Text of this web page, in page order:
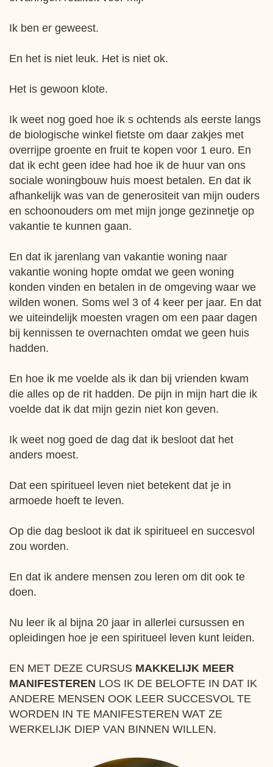
Ik ben er geweest.
En het is niet leuk. Het is niet ok.
Het is gewoon klote.
Ik weet nog goed hoe ik s ochtends als eerste langs
de biologische winkel fietste om daar zakjes met
overrijpe groente en fruit te kopen voor 1 euro. En
dat ik echt geen idee had hoe ik de huur van ons
sociale woningbouw huis moest betalen. En dat ik
afhankelijk was van de generositeit van mijn ouders
en schoonouders om met mijn jonge gezinnetje op
vakantie te kunnen gaan.
En dat ik jarenlang van vakantie woning naar
vakantie woning hopte omdat we geen woning
konden vinden en betalen in de omgeving waar we
wilden wonen. Soms wel 3 of 4 keer per jaar. En dat
we uiteindelijk moesten vragen om een paar dagen
bij kennissen te overnachten omdat we geen huis
hadden.
En hoe ik me voelde als ik dan bij vrienden kwam
die alles op de rit hadden. De pijn in mijn hart die ik
voelde dat ik dat mijn gezin niet kon geven.
Ik weet nog goed de dag dat ik besloot dat het
anders moest.
Dat een spiritueel leven niet betekent dat je in
armoede hoeft te leven.
Op die dag besloot ik dat ik spiritueel en succesvol
zou worden.
En dat ik andere mensen zou leren om dit ook te
doen.
Nu leer ik al bijna 20 jaar in allerlei cursussen en
opleidingen hoe je een spiritueel leven kunt leiden.
EN MET DEZE CURSUS MAKKELIJK MEER
MANIFESTEREN LOS IK DE BELOFTE IN DAT IK
ANDERE MENSEN OOK LEER SUCCESVOL TE
WORDEN IN TE MANIFESTEREN WAT ZE
WERKELIJK DIEP VAN BINNEN WILLEN.